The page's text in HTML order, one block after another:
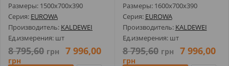
Размеры: 1500х700х390
Серия: EUROWA
Производитель: KALDEWEI
Ед.измерения: шт
8 795,60 грн 7 996,00
грн
Размеры: 1600х700х390
Серия: EUROWA
Производитель: KALDEWEI
Ед.измерения: шт
8 795,60 грн 7 996,00
грн